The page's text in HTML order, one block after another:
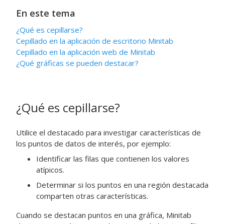
En este tema
¿Qué es cepillarse?
Cepillado en la aplicación de escritorio Minitab
Cepillado en la aplicación web de Minitab
¿Qué gráficas se pueden destacar?
¿Qué es cepillarse?
Utilice el destacado para investigar características de
los puntos de datos de interés, por ejemplo:
Identificar las filas que contienen los valores
atípicos.
Determinar si los puntos en una región destacada
comparten otras características.
Cuando se destacan puntos en una gráfica, Minitab